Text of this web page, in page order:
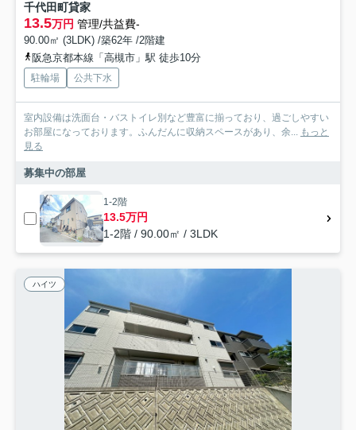
千代田町貸家
13.5万円 管理/共益費-
90.00㎡ (3LDK) /築62年 /2階建
阪急京都本線「高槻市」駅 徒歩10分
駐輪場 公共下水
室内設備は洗面台・バストイレ別など豊富に揃っており、過ごしやすい
お部屋になっております。ふんだんに収納スペースがあり、余... もっと
見る
募集中の部屋
1-2階
13.5万円
1-2階 / 90.00㎡ / 3LDK
ハイツ